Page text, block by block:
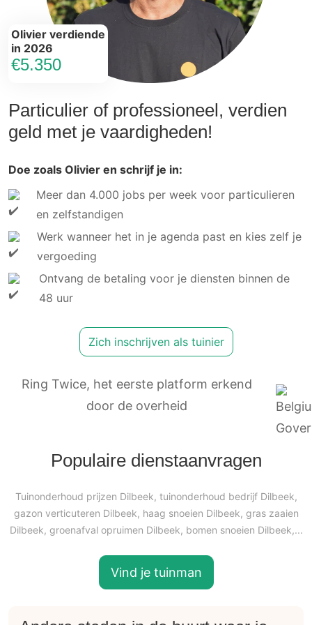
Particulier of professioneel, verdien
geld met je vaardigheden!
Doe zoals Olivier en schrijf je in:
Meer dan 4.000 jobs per week voor particulieren
en zelfstandigen
Werk wanneer het in je agenda past en kies zelf je
vergoeding
Ontvang de betaling voor je diensten binnen de
48 uur
Zich inschrijven als tuinier
Olivier verdiende
in 2026
€5.350
Ring Twice, het eerste platform erkend
door de overheid
Populaire dienstaanvragen
Tuinonderhoud prijzen Dilbeek, tuinonderhoud bedrijf Dilbeek,
gazon verticuteren Dilbeek, haag snoeien Dilbeek, gras zaaien
Dilbeek, groenafval opruimen Dilbeek, bomen snoeien Dilbeek,...
Vind je tuinman